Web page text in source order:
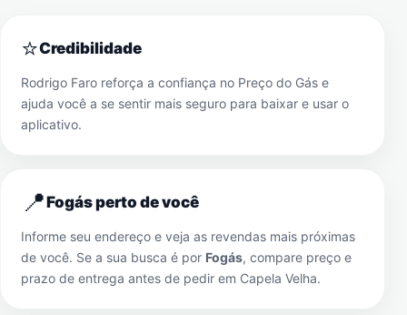
⭐Credibilidade
Rodrigo Faro reforça a confiança no Preço do Gás e
ajuda você a se sentir mais seguro para baixar e usar o
aplicativo.
📍Fogás perto de você
Informe seu endereço e veja as revendas mais próximas
de você. Se a sua busca é por Fogás, compare preço e
prazo de entrega antes de pedir em Capela Velha.